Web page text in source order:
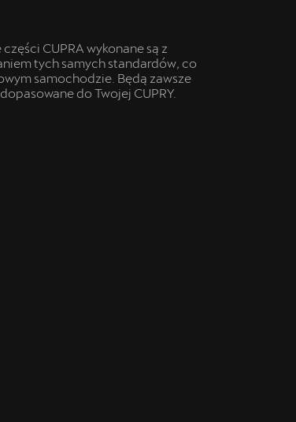
CUPRA wykonane są z
tych samych standardów, co
samochodzie. Będą zawsze
do Twojej CUPRY.